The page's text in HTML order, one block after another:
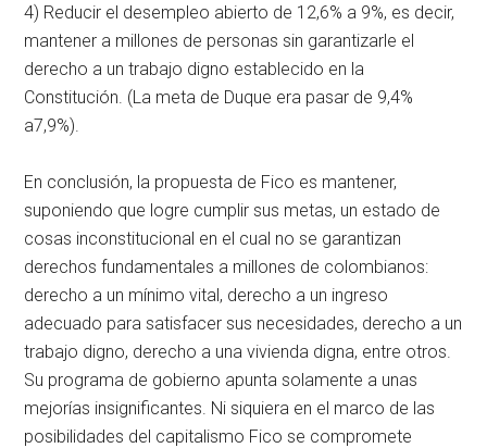
4) Reducir el desempleo abierto de 12,6% a 9%, es decir,
mantener a millones de personas sin garantizarle el
derecho a un trabajo digno establecido en la
Constitución. (La meta de Duque era pasar de 9,4%
a7,9%).
En conclusión, la propuesta de Fico es mantener,
suponiendo que logre cumplir sus metas, un estado de
cosas inconstitucional en el cual no se garantizan
derechos fundamentales a millones de colombianos:
derecho a un mínimo vital, derecho a un ingreso
adecuado para satisfacer sus necesidades, derecho a un
trabajo digno, derecho a una vivienda digna, entre otros.
Su programa de gobierno apunta solamente a unas
mejorías insignificantes. Ni siquiera en el marco de las
posibilidades del capitalismo Fico se compromete